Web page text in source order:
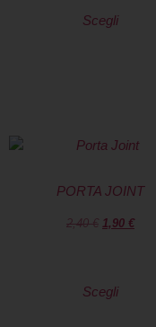
Scegli
PORTA JOINT
2,40€ 1,90 €
Scegli